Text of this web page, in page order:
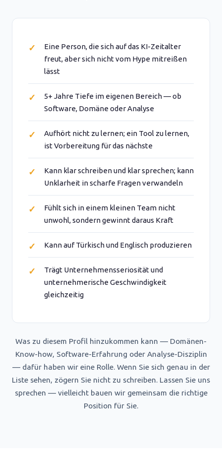
Eine Person, die sich auf das KI-Zeitalter
freut, aber sich nicht vom Hype mitreißen
lässt
5+ Jahre Tiefe im eigenen Bereich — ob
Software, Domäne oder Analyse
Aufhört nicht zu lernen; ein Tool zu lernen,
ist Vorbereitung für das nächste
Kann klar schreiben und klar sprechen; kann
Unklarheit in scharfe Fragen verwandeln
Fühlt sich in einem kleinen Team nicht
unwohl, sondern gewinnt daraus Kraft
Kann auf Türkisch und Englisch produzieren
Trägt Unternehmensseriosität und
unternehmerische Geschwindigkeit
gleichzeitig
Was zu diesem Profil hinzukommen kann — Domänen-
Know-how, Software-Erfahrung oder Analyse-Disziplin
— dafür haben wir eine Rolle. Wenn Sie sich genau in der
Liste sehen, zögern Sie nicht zu schreiben. Lassen Sie uns
sprechen — vielleicht bauen wir gemeinsam die richtige
Position für Sie.